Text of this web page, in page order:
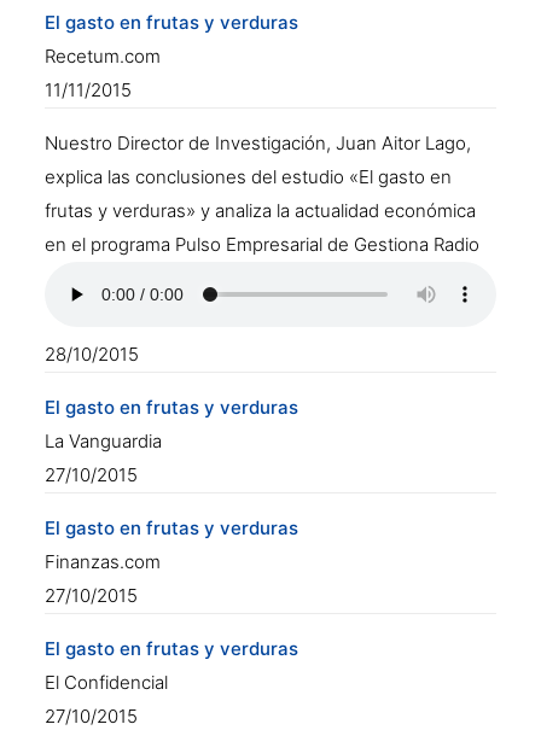
El gasto en frutas y verduras
Recetum.com
11/11/2015
Nuestro Director de Investigación, Juan Aitor Lago,
explica las conclusiones del estudio «El gasto en
frutas y verduras» y analiza la actualidad económica
en el programa Pulso Empresarial de Gestiona Radio
28/10/2015
El gasto en frutas y verduras
La Vanguardia
27/10/2015
El gasto en frutas y verduras
Finanzas.com
27/10/2015
El gasto en frutas y verduras
El Confidencial
27/10/2015